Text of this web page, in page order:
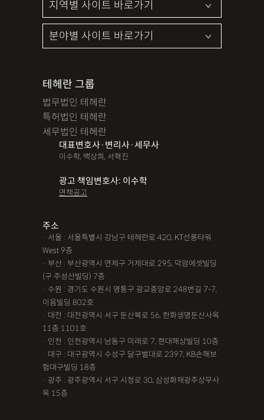
테헤란 그룹
법무법인 테헤란
특허법인 테헤란
세무법인 테헤란
대표변호사·변리사·세무사
이수학, 백상희, 서혁진
광고 책임변호사: 이수학
면책공고
주소
· 서울 : 서울특별시 강남구 테헤란로 420, KT선릉타워
West 9층
· 부산 : 부산광역시 연제구 거제대로 295, 덕암에셋빌딩
(구 주성산빌딩) 7층
· 수원 : 경기도 수원시 영통구 광교중앙로 248번길 7-7,
이음빌딩 802호
· 대전 : 대전광역시 서구 둔산북로 56, 한화생명둔산사옥
11층 1101호
· 인천 : 인천광역시 남동구 미래로 7, 현대해상빌딩 10층
· 대구 : 대구광역시 수성구 달구벌대로 2397, KB손해보
험대구빌딩 18층
· 광주 : 광주광역시 서구 시청로 30, 삼성화재광주상무사
옥 15층